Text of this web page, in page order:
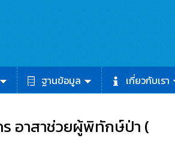
ฐานข้อมูล เกี่ยวกับเรา
อาสาช่วยผู้พิทักษ์ป่า (